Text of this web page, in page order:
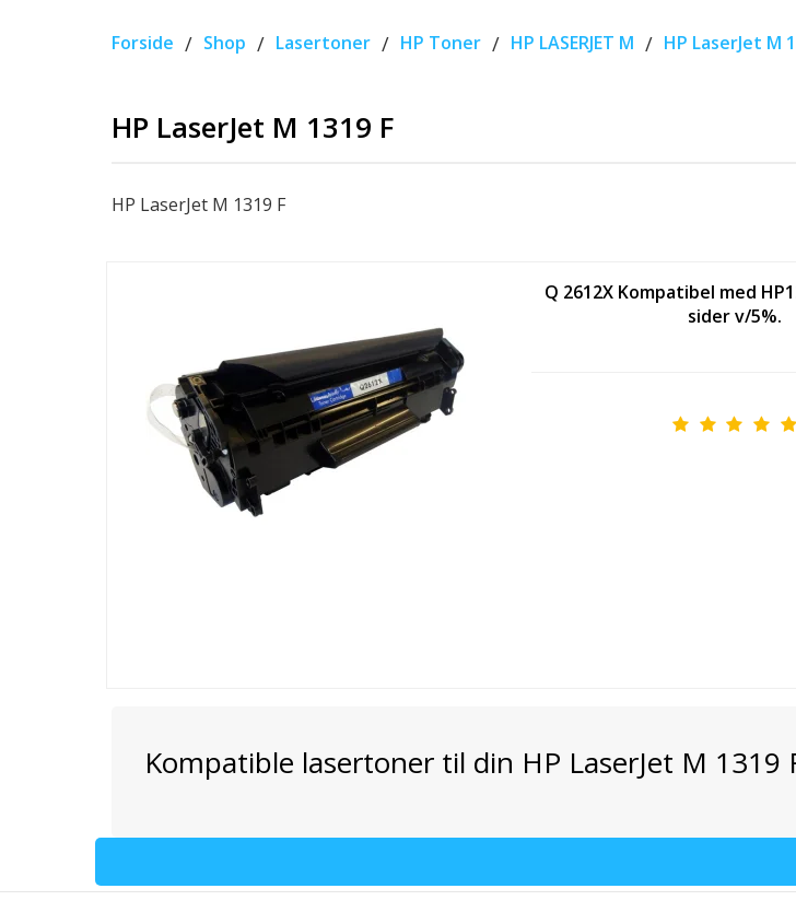
Forside / Shop / Lasertoner / HP Toner / HP LASERJET M / HP LaserJet M
HP LaserJet M 1319 F
HP LaserJet M 1319 F
Q 2612X Kompatibel med
sider v/5%.
Kompatible lasertoner til din HP LaserJet M 1319